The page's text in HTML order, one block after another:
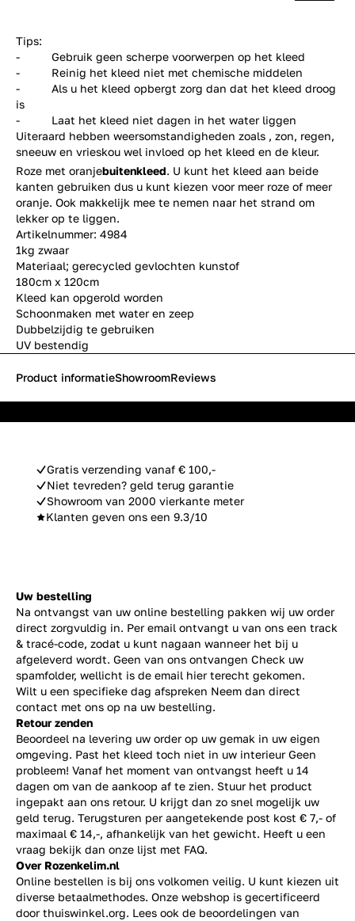
Tips:
- Gebruik geen scherpe voorwerpen op het kleed
- Reinig het kleed niet met chemische middelen
- Als u het kleed opbergt zorg dan dat het kleed droog
is
- Laat het kleed niet dagen in het water liggen
Uiteraard hebben weersomstandigheden zoals , zon, regen,
sneeuw en vrieskou wel invloed op het kleed en de kleur.
Roze met oranjebuitenkleed. U kunt het kleed aan beide
kanten gebruiken dus u kunt kiezen voor meer roze of meer
oranje. Ook makkelijk mee te nemen naar het strand om
lekker op te liggen.
Artikelnummer: 4984
1kg zwaar
Materiaal; gerecycled gevlochten kunstof
180cm x 120cm
Kleed kan opgerold worden
Schoonmaken met water en zeep
Dubbelzijdig te gebruiken
UV bestendig
Gratis verzending vanaf € 100,-
Niet tevreden? geld terug garantie
Showroom van 2000 vierkante meter
Klanten geven ons een 9.3/10
Product informatieShowroomReviews
Uw bestelling
Na ontvangst van uw online bestelling pakken wij uw order
direct zorgvuldig in. Per email ontvangt u van ons een track
& tracé-code, zodat u kunt nagaan wanneer het bij u
afgeleverd wordt. Geen van ons ontvangen Check uw
spamfolder, wellicht is de email hier terecht gekomen.
Wilt u een specifieke dag afspreken Neem dan direct
contact met ons op na uw bestelling.
Retour zenden
Beoordeel na levering uw order op uw gemak in uw eigen
omgeving. Past het kleed toch niet in uw interieur Geen
probleem! Vanaf het moment van ontvangst heeft u 14
dagen om van de aankoop af te zien. Stuur het product
ingepakt aan ons retour. U krijgt dan zo snel mogelijk uw
geld terug. Terugsturen per aangetekende post kost € 7,- of
maximaal € 14,-, afhankelijk van het gewicht. Heeft u een
vraag bekijk dan onze lijst met FAQ.
Over Rozenkelim.nl
Online bestellen is bij ons volkomen veilig. U kunt kiezen uit
diverse betaalmethodes. Onze webshop is gecertificeerd
door thuiswinkel.org. Lees ook de beoordelingen van